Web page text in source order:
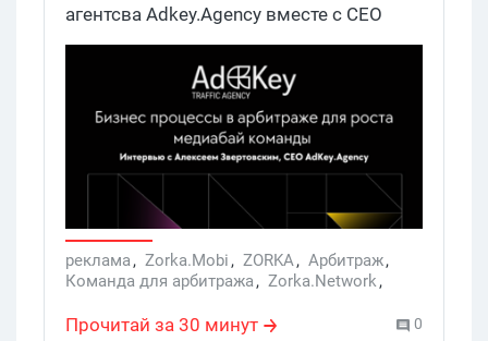
Звертовским, CEO AdKey.Agency
агентсва Adkey.Agency вместе с CEO
компании Алексеем Звертовским.
Обсуждаем, как выстраивать бизнес
процессы для арбитражной команды
80+ человек, поделимся инфой, как
масштабировать успех своей тимы,
если вы резко пошли в рост, а также
расскажем про рабочий день
арбитражника из команды
Adkey.Agency. Бери на заметку!
реклама, Zorka.Mobi, ZORKA, Арбитраж,
Команда для арбитража, Zorka.Network,
как собрать команду,арбитраж в команде,
Прочитай за 30 минут 0